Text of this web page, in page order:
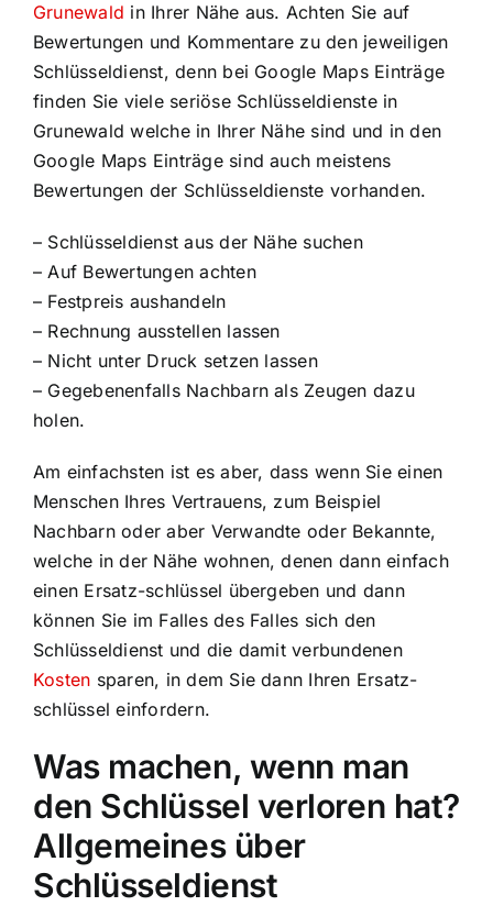
Grunewald in Ihrer Nähe aus. Achten Sie auf
Bewertungen und Kommentare zu den jeweiligen
Schlüsseldienst, denn bei Google Maps Einträge
finden Sie viele seriöse Schlüsseldienste in
Grunewald welche in Ihrer Nähe sind und in den
Google Maps Einträge sind auch meistens
Bewertungen der Schlüsseldienste vorhanden.
– Schlüsseldienst aus der Nähe suchen
– Auf Bewertungen achten
– Festpreis aushandeln
– Rechnung ausstellen lassen
– Nicht unter Druck setzen lassen
– Gegebenenfalls Nachbarn als Zeugen dazu
holen.
Am einfachsten ist es aber, dass wenn Sie einen
Menschen Ihres Vertrauens, zum Beispiel
Nachbarn oder aber Verwandte oder Bekannte,
welche in der Nähe wohnen, denen dann einfach
einen Ersatz-schlüssel übergeben und dann
können Sie im Falles des Falles sich den
Schlüsseldienst und die damit verbundenen
Kosten sparen, in dem Sie dann Ihren Ersatz-
schlüssel einfordern.
Was machen, wenn man
den Schlüssel verloren hat?
Allgemeines über
Schlüsseldienst